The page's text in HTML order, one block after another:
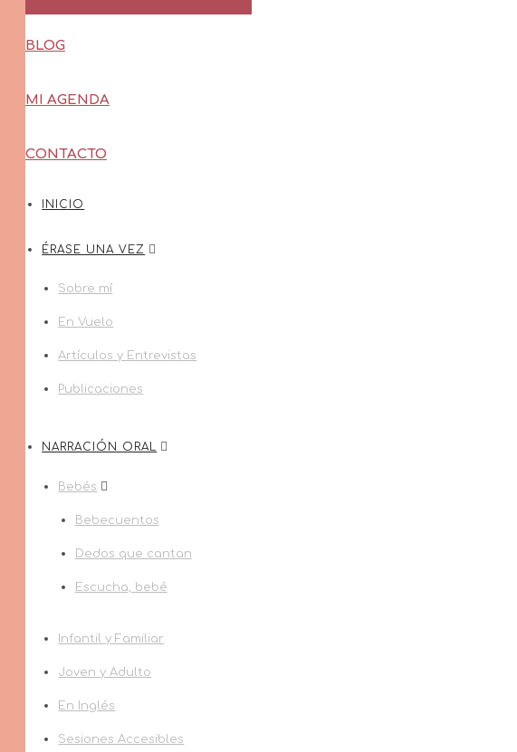
BLOG
MI AGENDA
CONTACTO
INICIO
ÉRASE UNA VEZ
Sobre mí
En Vuelo
Artículos y Entrevistas
Publicaciones
NARRACIÓN ORAL
Bebés
Bebecuentos
Dedos que cantan
Escucha, bebé
Infantil y Familiar
Joven y Adulto
En Inglés
Sesiones Accesibles